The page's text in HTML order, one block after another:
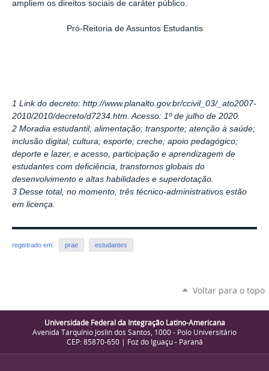
ampliem os direitos sociais de caráter público.
Pró-Reitoria de Assuntos Estudantis
1 Link do decreto: http://www.planalto.gov.br/ccivil_03/_ato2007-
2010/2010/decreto/d7234.htm. Acesso: 1º de julho de 2020.
2 Moradia estudantil; alimentação; transporte; atenção à saúde;
inclusão digital; cultura; esporte; creche; apoio pedagógico;
deporte e lazer, e acesso, participação e aprendizagem de
estudantes com deficiência, transtornos globais do
desenvolvimento e altas habilidades e superdotação.
3 Desse total, no momento, três técnico-administrativos estão
em licença.
registrado em: prae estudantes
Voltar para o topo
Universidade Federal da Integração Latino-Americana
Avenida Tarquínio Joslin dos Santos, 1000 - Polo Universitário
CEP: 85870-650 | Foz do Iguaçu - Paraná